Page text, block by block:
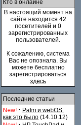
Кто в онлайне
В настоящий момент на
сайте находится 42
посетителей и 0
зарегистрированных
пользователей.
К сожалению, система
Вас не опознала. Вы
можете бесплатно
зарегистрироваться
здесь
Последние статьи
New! · Palm и webOS:
как это было (14.10.12)